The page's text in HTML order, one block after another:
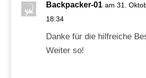
Backpacker-01 am 31.
18:34
Danke für die hilfreiche
Weiter so!